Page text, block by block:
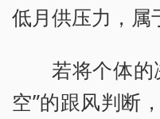
低月供压力，属
若将个体的
空”的跟风判断